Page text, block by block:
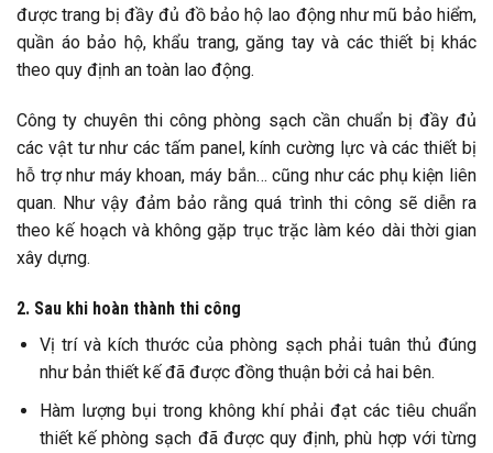
được trang bị đầy đủ đồ bảo hộ lao động như mũ bảo hiểm,
quần áo bảo hộ, khẩu trang, găng tay và các thiết bị khác
theo quy định an toàn lao động.
Công ty chuyên thi công phòng sạch cần chuẩn bị đầy đủ
các vật tư như các tấm panel, kính cường lực và các thiết bị
hỗ trợ như máy khoan, máy bắn… cũng như các phụ kiện liên
quan. Như vậy đảm bảo rằng quá trình thi công sẽ diễn ra
theo kế hoạch và không gặp trục trặc làm kéo dài thời gian
xây dựng.
2. Sau khi hoàn thành thi công
Vị trí và kích thước của phòng sạch phải tuân thủ đúng
như bản thiết kế đã được đồng thuận bởi cả hai bên.
Hàm lượng bụi trong không khí phải đạt các tiêu chuẩn
thiết kế phòng sạch đã được quy định, phù hợp với từng